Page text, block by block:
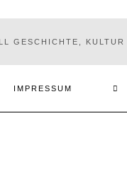
GESCHICHTE, KULTUR
IMPRESSUM